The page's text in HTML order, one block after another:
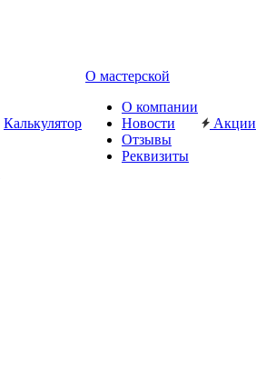
Калькулятор
О мастерской
О компании
Новости
Отзывы
Реквизиты
Акции